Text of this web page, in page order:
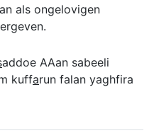
als ongelovigen
addoe AAan sabeeli
kuffarun falan yaghfira